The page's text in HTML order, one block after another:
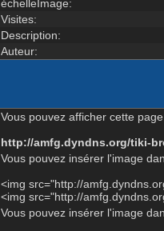
échelleImage:
Visites:
Description:
Auteur:
Vous pouvez afficher cette
http://amfg.dyndns.org/tiki-
Vous pouvez insérer l'image
<img src="http://
<img src="http://
Vous pouvez insérer l'image